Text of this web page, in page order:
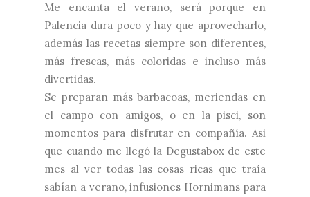
Me encanta el verano, será porque en
Palencia dura poco y hay que aprovecharlo,
además las recetas siempre son diferentes,
más frescas, más coloridas e incluso más
divertidas.
Se preparan más barbacoas, meriendas en
el campo con amigos, o en la pisci, son
momentos para disfrutar en compañía. Asi
que cuando me llegó la Degustaboxde este
mes al ver todas las cosas ricas que traía
sabían a verano, infusiones Hornimans para